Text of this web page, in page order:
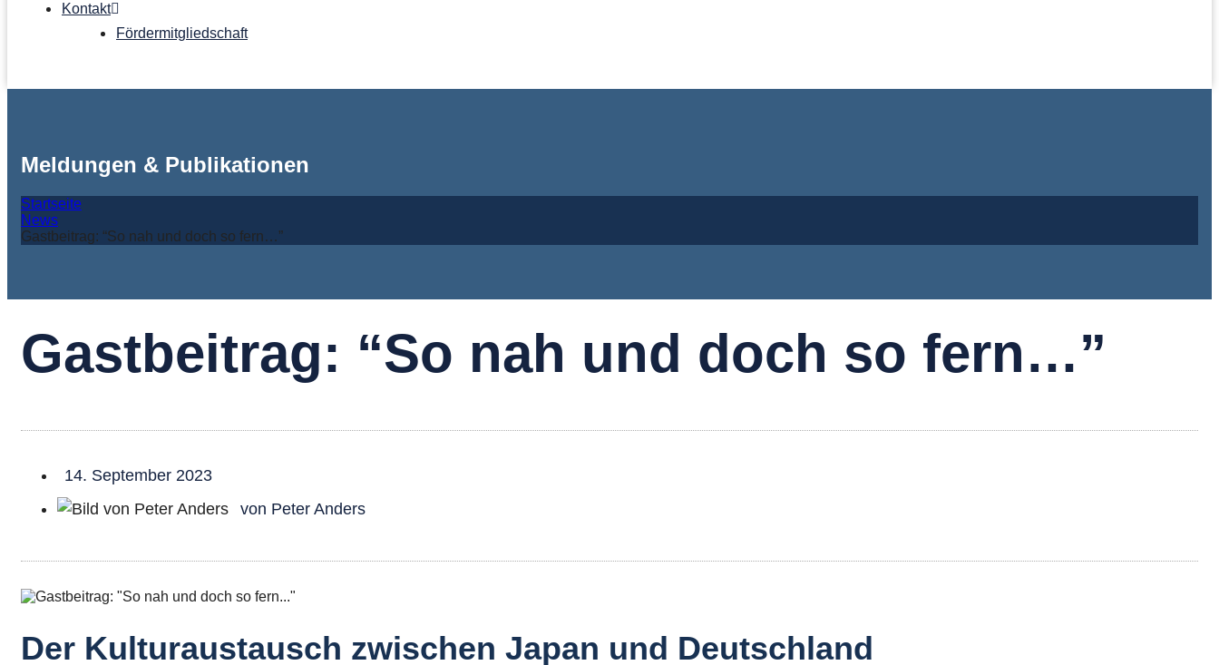
Kontakt
Förder­mitgliedschaft
Meldungen & Publikationen
Startseite
News
Gastbeitrag: “So nah und doch so fern…”
Gastbeitrag: “So nah und doch so fern…”
14. September 2023
von Peter Anders
Der Kulturaustausch zwischen Japan und Deutschland